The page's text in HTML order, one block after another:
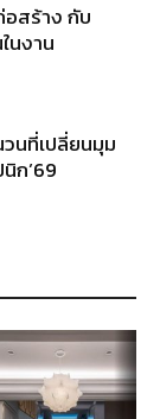
อสร้าง กับ
นงาน
นที่เปลี่ยนมุม
ก’69